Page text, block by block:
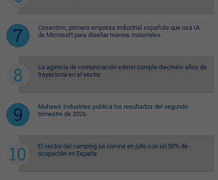
Cosentino, primera empresa industrial española que usa IA
de Microsoft para diseñar nuevos materiales
La agencia de comunicación edeon cumple dieciséis años de
trayectoria en el sector
Mohawk Industries publica los resultados del segundo
trimestre de 2026
El sector del camping se corona en julio con un 90% de
ocupación en España